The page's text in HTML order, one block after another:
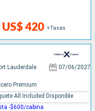
US$ 420 +Tasas
Lauderdale 07/06/2027
Premium
All Included Disponible
-$600/cabina